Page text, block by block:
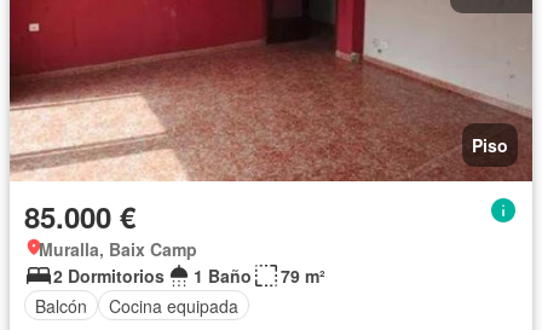
Piso
85.000 €
Muralla, Baix Camp
2 Dormitorios
1 Baño
79 m²
Balcón
Cocina equipada